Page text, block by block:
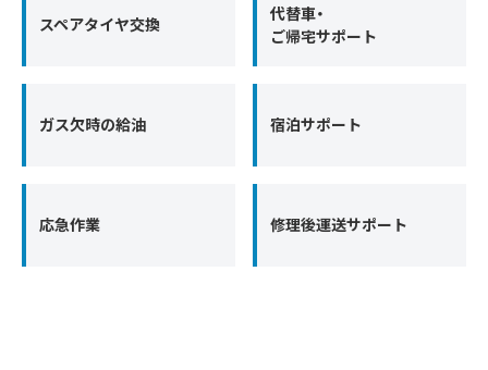
スペアタイヤ交換
代替車・
ご帰宅サポート
ガス欠時の給油 宿泊サポート
応急作業 修理後運送サポート